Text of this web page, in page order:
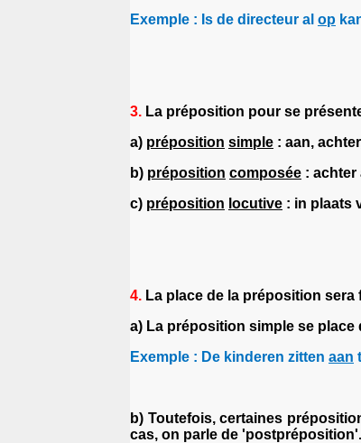
Exemple : Is de directeur al op
3. La préposition pour se
a) préposition simple : aan,
b) préposition composée : achter
c) préposition locutive : in plaats
4. La place de la préposition
a) La préposition simple se
Exemple : De kinderen zitten aan
b) Toutefois, certaines
cas, on parle de 'postpréposition'.